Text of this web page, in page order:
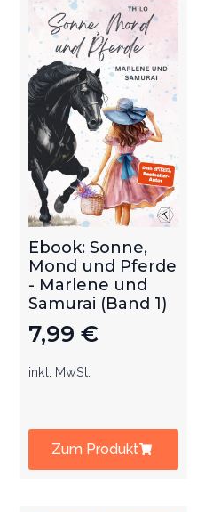
Ebook: Sonne,
Mond und Pferde
- Marlene und
Samurai (Band 1)
7,99 €
inkl. MwSt.
Zum Produkt